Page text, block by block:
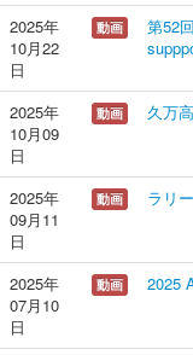
お問い合わせ
アーカイブ
2025年
2023年
2022年
2020年
2025年
10月22
日
動画
第52
2025年
10月09
日
動画 久万
2025年
09月11
日
動画 ラリ
2025年
07月10
日
動画 2025